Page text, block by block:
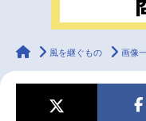
ラジオ みんなの
マンガ・ラノベ ゲーム・ア
animateTimes
風を継ぐもの 画像